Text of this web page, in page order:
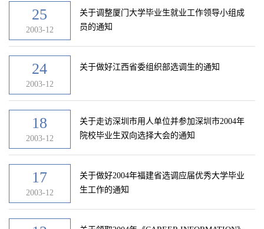
25
2003-12
关于调整厦门大学毕业生就业工作领导小组成
员的通知
24
2003-12
关于做好江西省委组织部选调生的通知
18
2003-12
关于走访深圳市用人单位并参加深圳市2004年
院校毕业生双向选择大会的通知
17
2003-12
关于做好2004年福建省选调应届优秀大学毕业
生工作的通知